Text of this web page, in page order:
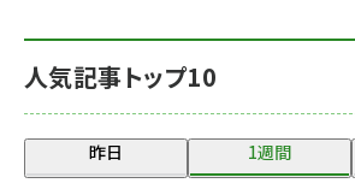
人気記事トップ10
昨日 1週間